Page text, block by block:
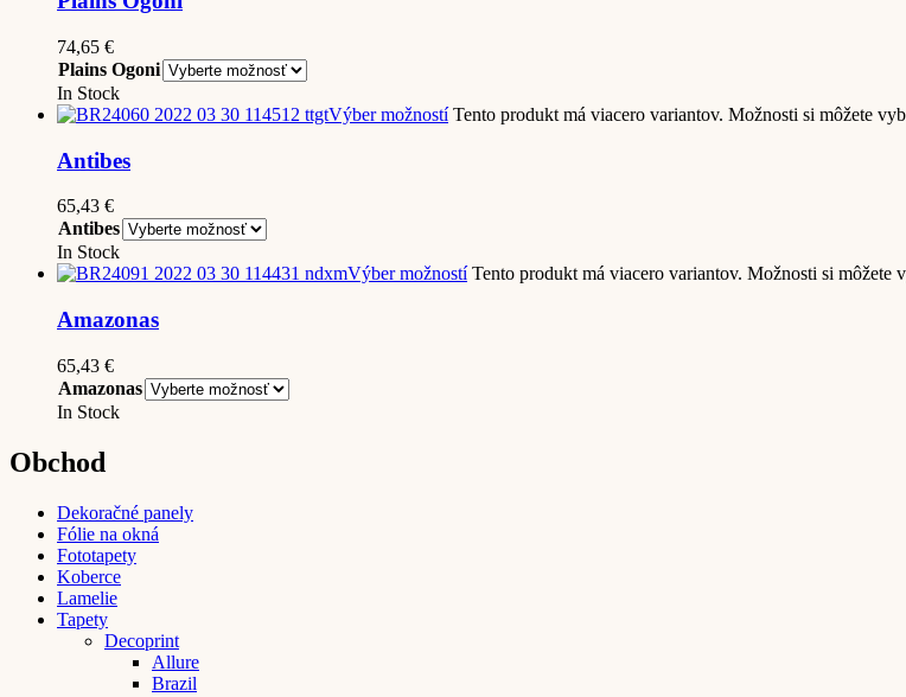
74,65 €
Plains Ogoni
In Stock
Výber možností Tento produkt má viacero variantov. Možnosti si môžete
Antibes
65,43 €
Antibes
In Stock
Výber možností Tento produkt má viacero variantov. Možnosti si môžete
Amazonas
65,43 €
Amazonas
In Stock
Obchod
Dekoračné panely
Fólie na okná
Fototapety
Koberce
Lamelie
Tapety
Decoprint
Allure
Brazil